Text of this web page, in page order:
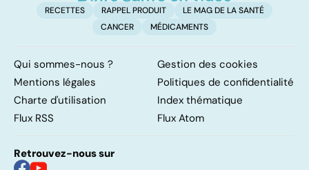
RECETTES RAPPEL PRODUIT
LE MAG DE LA SANTÉ
CANCER
MÉDICAMENTS
Qui sommes-nous ?
Gestion des cookies
Mentions légales
Politiques de confidentialité
Charte d'utilisation
Index thématique
Flux RSS
Flux Atom
Retrouvez-nous sur